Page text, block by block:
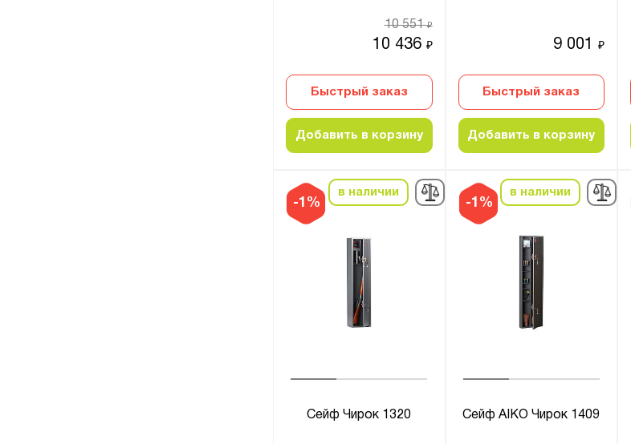
10 436 ₽
10 551₽
Быстрый заказ
Добавить в корзину
9 001₽
Быстрый заказ
Добавить в корзину
-1%
в наличии
Сейф Чирок 1320
-1%
в наличии
Сейф AIKO Чирок 1409